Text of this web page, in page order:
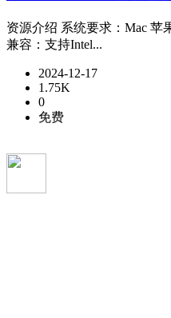
资源介绍 系统要求：Mac 苹
兼容：支持Intel...
2024-12-17
1.75K
0
免费